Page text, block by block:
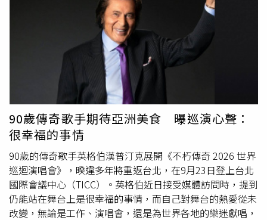
人說根本就是中秋月餅壓紋，留言區充滿各種天馬行空的想
像。面對網友瘋狂標記，故宮南院小編先是在留言區以一句
「我嚇瘋」回應，隨後又發文幽默表示：「很多人擔心我要
被外星人抓走了，放心啦，我是不會離開宇宙最棒的博物館
的。」詼諧互動讓不少網友直呼「官方最會玩」、「小編反
應比麥田圈還精彩」。麥田圈數十年來始終圍繞著外星文
明、神祕力量等傳聞，但目前科學界普遍認為，大多數麥田
圈都是由藝術團隊利用木板、繩索及測量工具，在夜間精心
壓製完成的大型地景創作，而非超自然現象。不少網友在欣
賞圖案之餘，也笑稱：「做得這麼精細，熬夜完成真的不累
嗎？」
真考慮過未來見面會也許可以辦在浪浪之家，讓大家有機會
體驗、一起做有意義的事，傳遞更多溫暖；但因為各種層面
的考量，這個計畫會再想得更周全之後再實現。」為了感謝
歌迷支持，李瑩珠在本次見面會中準備了「獨家驚喜」，大
方預告現場將抽出幸運粉絲組成「瑩珠旅遊團」，邀請粉絲
親自參與她個人的YouTube企劃拍攝，打破與粉絲之間隔
閡，一起留下專屬的「POV」視角回憶。門票7月20日中午
12點正式啟售，購票可透過KKTIX及全台全家便利商店。
90歲傳奇歌手期待亞洲美食 曝巡演心聲：
很幸福的事情
90歲的傳奇歌手英格伯漢普汀克展開《不朽傳奇 2026 世界
巡迴演唱會》，暌違多年將重返台北，在9月23日登上台北
國際會議中心（TICC）。英格伯近日接受媒體訪問時，提到
仍能站在舞台上是很幸福的事情，而自己對舞台的熱愛從未
改變，無論是工作、演唱會，還是為世界各地的樂迷獻唱，